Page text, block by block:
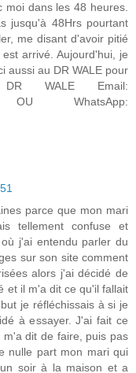
dans les 48 heures.
jusqu'à 48Hrs pourtant
me disant d'avoir pitié
arrivé. Aujourd'hui, je
aussi au DR WALE pour
WALE Email:
OU WhatsApp:
parce que mon mari
tellement confuse et
j'ai entendu parler du
sur son site comment
alors j'ai décidé de
et il m'a dit ce qu'il fallait
je réfléchissais à si je
à essayer. J'ai fait ce
dit de faire, puis pas
nulle part mon mari qui
soir à la maison et a